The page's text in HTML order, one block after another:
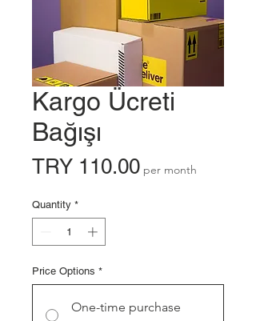
Kargo Ücreti
Bağışı
TRY 110.00Price
per month
Quantity *
Price Options *
One-time purchase